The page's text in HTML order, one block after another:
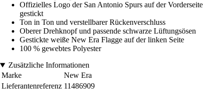
Offizielles Logo der San Antonio Spurs auf der Vorderseite
gestickt
Ton in Ton und verstellbarer Rückenverschluss
Oberer Drehknopf und passende schwarze Lüftungsösen
Gestickte weiße New Era Flagge auf der linken Seite
100 % gewebtes Polyester
Zusätzliche Informationen
Marke
New Era
Lieferantenreferenz 11486909